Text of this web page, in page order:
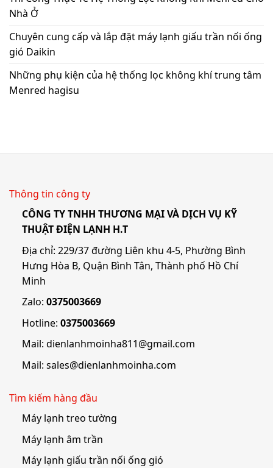
Nhà Ở
Chuyên cung cấp và lắp đặt máy lạnh giấu trần nối ống
gió Daikin
Những phụ kiện của hệ thống lọc không khí trung tâm
Menred hagisu
Thông tin công ty
CÔNG TY TNHH THƯƠNG MẠI VÀ DỊCH VỤ KỸ
THUẬT ĐIỆN LẠNH H.T
Địa chỉ: 229/37 đường Liên khu 4-5, Phường Bình
Hưng Hòa B, Quận Bình Tân, Thành phố Hồ Chí
Minh
Zalo: 0375003669
Hotline: 0375003669
Mail: dienlanhmoinha811@gmail.com
Mail: sales@dienlanhmoinha.com
Tìm kiếm hàng đầu
Máy lạnh treo tường
Máy lạnh âm trần
Máy lạnh giấu trần nối ống gió